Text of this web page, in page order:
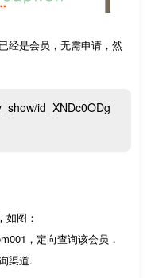
经是会员，无需申请，然
id_XNDc0ODg
如图：
，定向查询该会员，
渠道.